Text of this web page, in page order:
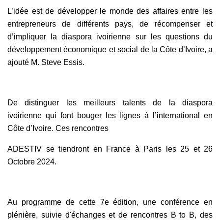
L’idée est de développer le monde des affaires entre les
entrepreneurs de différents pays, de récompenser et
d’impliquer la diaspora ivoirienne sur les questions du
développement économique et social de la Côte d’Ivoire, a
ajouté M. Steve Essis.
De distinguer les meilleurs talents de la diaspora
ivoirienne qui font bouger les lignes à l’international en
Côte d’Ivoire. Ces rencontres
ADESTIV se tiendront en France à Paris les 25 et 26
Octobre 2024.
Au programme de cette 7e édition, une conférence en
plénière, suivie d'échanges et de rencontres B to B, des